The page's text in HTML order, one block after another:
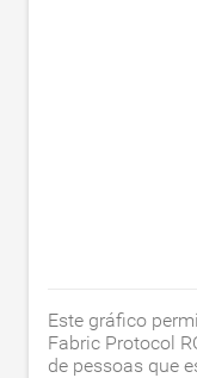
Este gráfico
Fabric Protocol
de pessoas que